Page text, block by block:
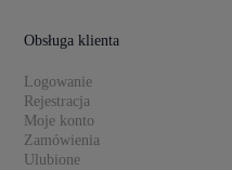
Obsługa klienta
Logowanie
Rejestracja
Moje konto
Zamówienia
Ulubione